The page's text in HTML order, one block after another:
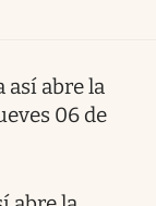
así abre la
06 de